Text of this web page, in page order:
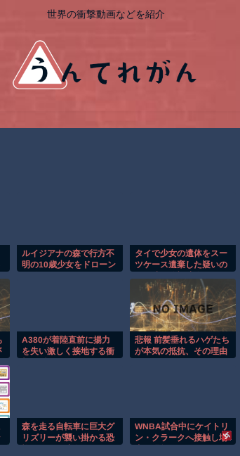
世界の衝撃動画などを紹介
ルイジアナの森で行方不
明の10歳少女をドローン
タイで少女の遺体をスー
ツケース遺棄した疑いの
A380が着陸直前に揚力
を失い激しく接地する衝
悲報 前髪垂れるハゲたち
が本気の抵抗、その理由
森を走る自転車に巨大グ
リズリーが襲い掛かる恐
WNBA試合中にケイトリ
ン・クラークへ接触し場